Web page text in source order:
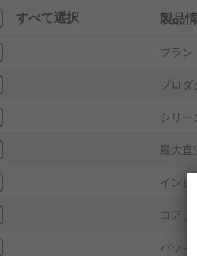
すべて選択 製品
ブラン
プロダ
シリー
最大直
インピ
コアプ
パッキ